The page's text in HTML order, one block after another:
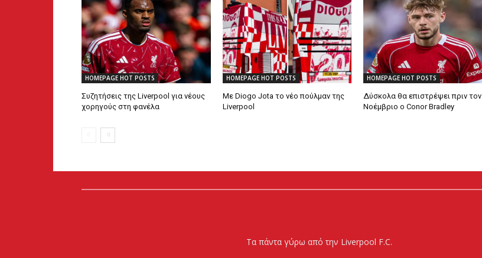
HOMEPAGE HOT POSTS
Συζητήσεις της Liverpool για νέους
χορηγούς στη φανέλα
HOMEPAGE HOT POSTS
Με Diogo Jota το νέο πούλμαν της
Liverpool
HOMEPAGE HOT POSTS
Δύσκολα θα επιστρέψει πριν τον
Νοέμβριο ο Conor Bradley
Τα πάντα γύρω από την Liverpool F.C.